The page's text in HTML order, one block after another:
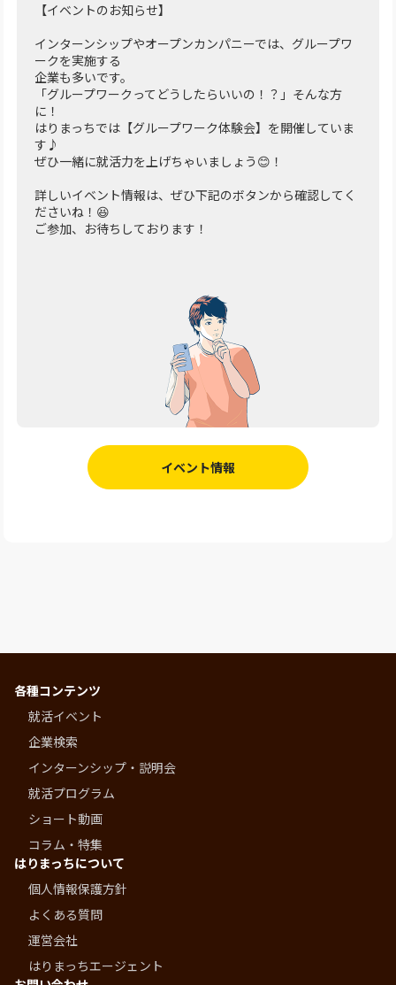
【イベントのお知らせ】
インターンシップやオープンカンパニーでは、グループワ
ークを実施する
企業も多いです。
「グループワークってどうしたらいいの！？」そんな方
に！
はりまっちでは【グループワーク体験会】を開催していま
す♪
ぜひ一緒に就活力を上げちゃいましょう😊！
詳しいイベント情報は、ぜひ下記のボタンから確認してく
ださいね！😆
ご参加、お待ちしております！
イベント情報
各種コンテンツ
就活イベント
企業検索
インターンシップ・説明会
就活プログラム
ショート動画
コラム・特集
はりまっちについて
個人情報保護方針
よくある質問
運営会社
はりまっちエージェント